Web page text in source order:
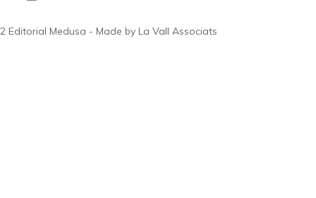
Editorial Medusa - Made by La Vall Associats